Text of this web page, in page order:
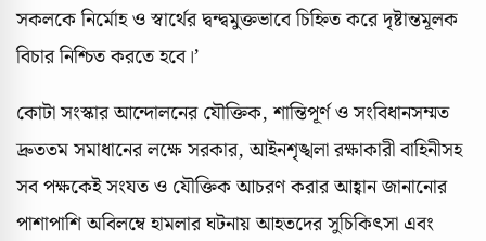
সকলকে নির্মোহ ও স্বার্থের দ্বন্দ্বমুক্তভাবে চিহ্নিত করে দৃষ্টান্তমূলক
বিচার নিশ্চিত করতে হবে।’
কোটা সংস্কার আন্দোলনের যৌক্তিক, শান্তিপূর্ণ ও সংবিধানসম্মত
দ্রুততম সমাধানের লক্ষে সরকার, আইনশৃঙ্খলা রক্ষাকারী বাহিনীসহ
সব পক্ষকেই সংযত ও যৌক্তিক আচরণ করার আহ্বান জানানোর
পাশাপাশি অবিলম্বে হামলার ঘটনায় আহতদের সুচিকিৎসা এবং